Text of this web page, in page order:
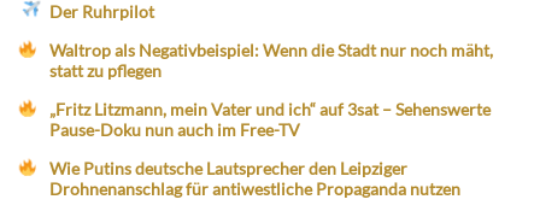
Der Ruhrpilot
Waltrop als Negativbeispiel: Wenn die Stadt nur noch mäht,
statt zu pflegen
„Fritz Litzmann, mein Vater und ich“ auf 3sat – Sehenswerte
Pause-Doku nun auch im Free-TV
Wie Putins deutsche Lautsprecher den Leipziger
Drohnenanschlag für antiwestliche Propaganda nutzen